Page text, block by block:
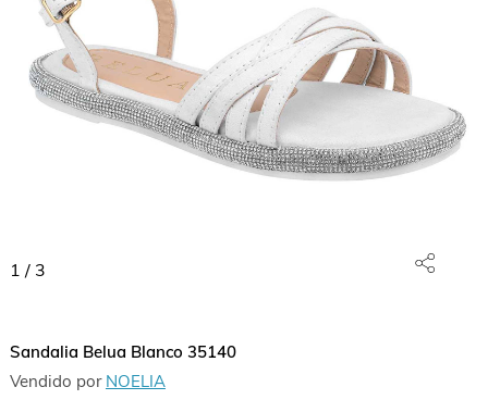
1 / 3
Sandalia Belua Blanco 35140
Vendido por NOELIA